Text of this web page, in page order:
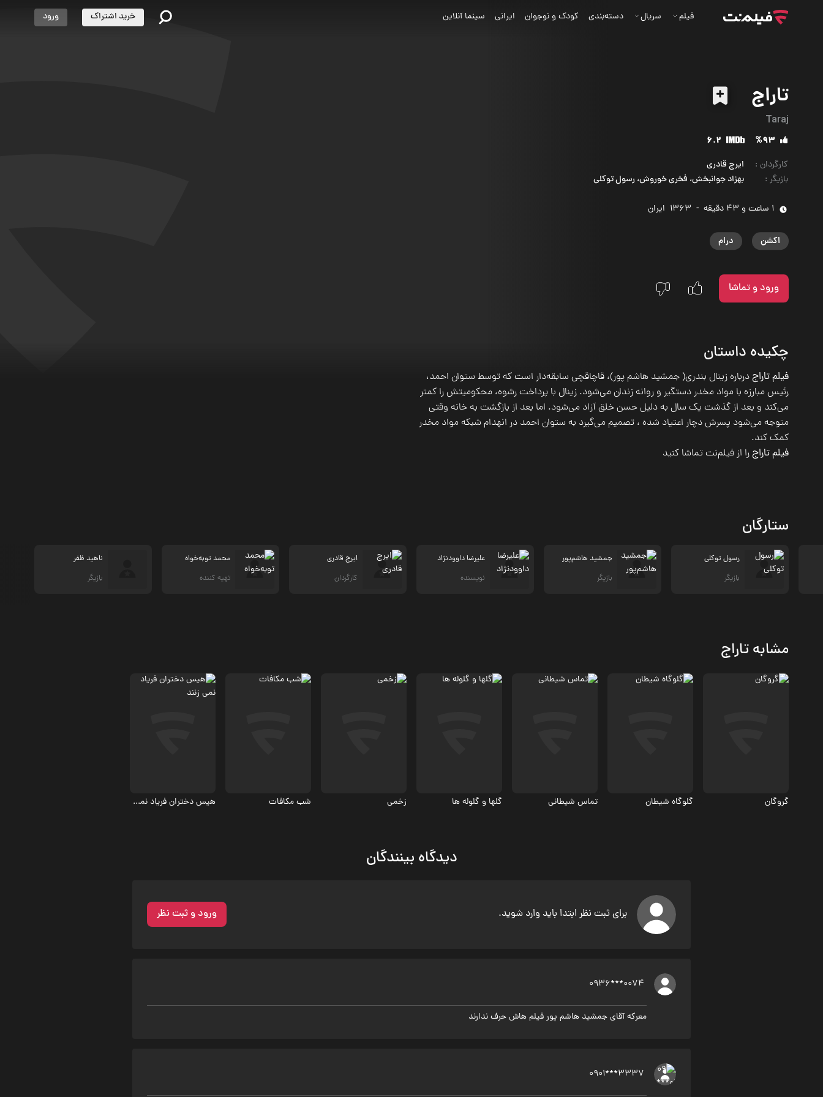
تاراج
Taraj
%93
6.2
کارگردان :
ایرج قادری
بازیگر : بهزاد جوانبخش، فخری خوروش، رسول توکلی
1 ساعت و 43 دقیقه -
1363 ‌ ایران
اکشن درام
ورود و تماشا
فیلم سریال دسته‌بندی کودک و نوجوان ایرانی سینما آنلاین خرید اشتراک ورود
چکیده داستان
فیلم تاراجدرباره زینال بندری( جمشید هاشم پور)، قاچاقچی سابقه‌دار است که توسط ستوان احمد،
رئیس مبارزه با مواد مخدر دستگیر و روانه زندان می‌شود. زینال با پرداخت رشوه، محکومیتش را کمتر
می‌کند و بعد از گذشت یک سال به دلیل حسن خلق آزاد می‌شود. اما بعد از بازگشت به خانه وقتی
متوجه می‌شود پسرش دچار اعتیاد شده ، تصمیم می‌گیرد به ستوان احمد در انهدام شبکه مواد مخدر
کمک کند.
فیلم تاراجرا از فیلم‌نت تماشا کنید
ستارگان
رسول توکلی
بازیگر
جمشید هاشم‌پور
بازیگر
علیرضا داوودنژاد
نویسنده
ایرج قادری
کارگردان
محمد توبه‌خواه
تهیه کننده
ناهید ظفر
بازیگر
مشابه تاراج
گروگان گلوگاه شیطان تماس شیطانی گلها و گلوله ها زخمی شب مکافات هیس دختران فریاد نمی زنند
دیدگاه بینندگان
برای ثبت نظر ابتدا باید وارد شوید. ورود و ثبت نظر
0936***0074
معرکه آقای جمشید هاشم پور فیلم هاش حرف ندارند
0901***3337